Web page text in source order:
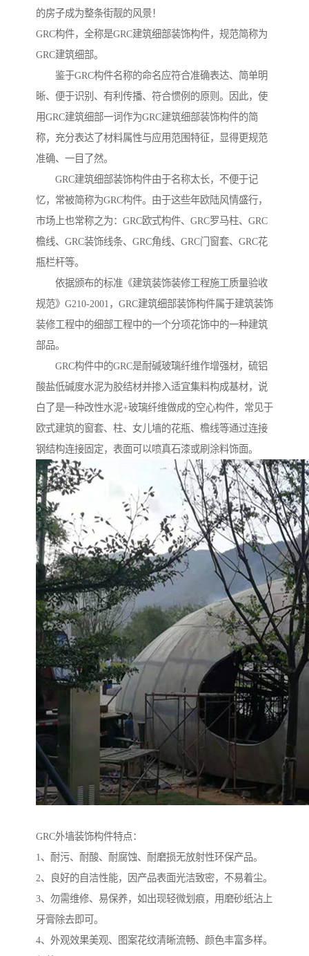
的房子成为整条街靓的风景！
GRC构件，全称是GRC建筑细部装饰构件，规范简称为
GRC建筑细部。
鉴于GRC构件名称的命名应符合准确表达、简单明
晰、便于识别、有利传播、符合惯例的原则。因此，使
用GRC建筑细部一词作为GRC建筑细部装饰构件的简
称，充分表达了材料属性与应用范围特征，显得更规范
准确、一目了然。
GRC建筑细部装饰构件由于名称太长，不便于记
忆，常被简称为GRC构件。由于这些年欧陆风情盛行，
市场上也常称之为：GRC欧式构件、GRC罗马柱、GRC
檐线、GRC装饰线条、GRC角线、GRC门窗套、GRC花
瓶栏杆等。
依据颁布的标准《建筑装饰装修工程施工质量验收
规范》G210-2001，GRC建筑细部装饰构件属于建筑装饰
装修工程中的细部工程中的一个分项花饰中的一种建筑
部品。
GRC构件中的GRC是耐碱玻璃纤维作增强材，硫铝
酸盐低碱度水泥为胶结材并掺入适宜集料构成基材，说
白了是一种改性水泥+玻璃纤维做成的空心构件，常见于
欧式建筑的窗套、柱、女儿墙的花瓶、檐线等通过连接
钢结构连接固定，表面可以喷真石漆或刷涂料饰面。
GRC外墙装饰构件特点：
1、耐污、耐酸、耐腐蚀、耐磨损无放射性环保产品。
2、良好的自洁性能，因产品表面光洁致密，不易着尘。
3、勿需维修、易保养，如出现轻微划痕，用磨砂纸沾上
牙膏除去即可。
4、外观效果美观、图案花纹清晰流畅、颜色丰富多样。